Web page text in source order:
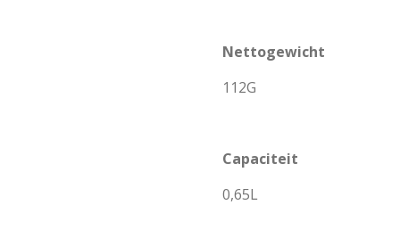
Nettogewicht
112G
Capaciteit
0,65L